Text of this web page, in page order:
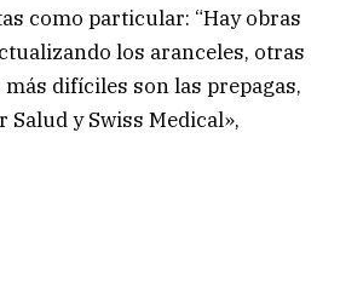
como particular: “Hay obras
los aranceles, otras
difíciles son las prepagas,
Salud y Swiss Medical»,